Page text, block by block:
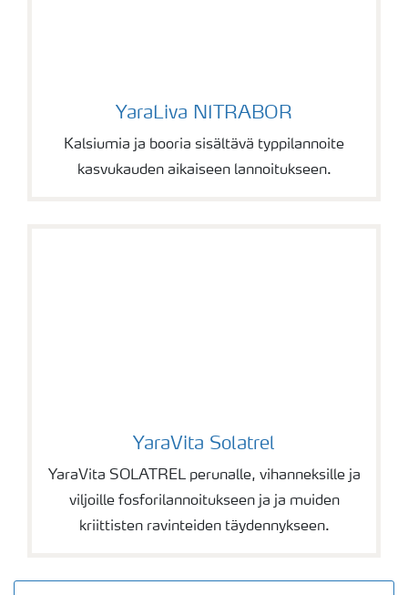
YaraLiva NITRABOR
YaraLiva NITRABOR
Kalsiumia ja booria sisältävä typpilannoite
kasvukauden aikaiseen lannoitukseen.
YaraVita Solatrel
YaraVita Solatrel
YaraVita SOLATREL perunalle, vihanneksille ja
viljoille fosforilannoitukseen ja ja muiden
kriittisten ravinteiden täydennykseen.